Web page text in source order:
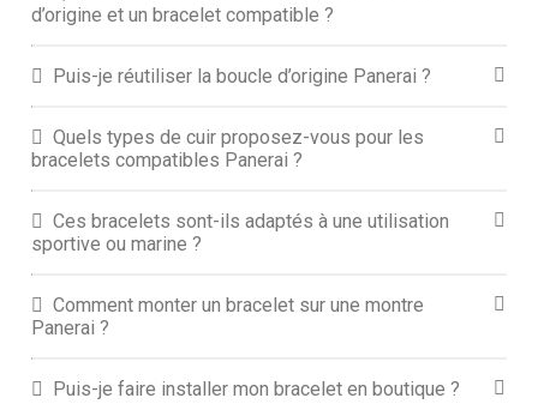
d’origine et un bracelet compatible ?
Puis-je réutiliser la boucle d’origine Panerai ?
Quels types de cuir proposez-vous pour les
bracelets compatibles Panerai ?
Ces bracelets sont-ils adaptés à une utilisation
sportive ou marine ?
Comment monter un bracelet sur une montre
Panerai ?
Puis-je faire installer mon bracelet en boutique ?